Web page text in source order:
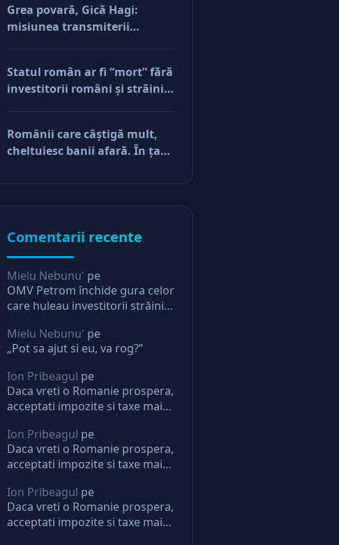
Grea povară, Gică Hagi:
misiunea transmiterii
care vor să-și lase moştenire
afacerile
Statul român ar fi “mort” fără
investitorii români şi străini.
face diferenţa între cine îl
tine în viaţă şi cine i-a făcut
Românii care câştigă mult,
cheltuiesc banii afară. În ţară
Comentarii recente
Mielu Nebunu' pe
OMV Petrom închide gura celor
care huleau investitorii străini.
Mielu Nebunu' pe
„Pot sa ajut si eu, va rog?”
Ion Pribeagul pe
Daca vreti o Romanie prospera,
acceptati impozite si taxe mai
asteptari de la stat
Ion Pribeagul pe
Daca vreti o Romanie prospera,
acceptati impozite si taxe mai
asteptari de la stat
Ion Pribeagul pe
Daca vreti o Romanie prospera,
acceptati impozite si taxe mai